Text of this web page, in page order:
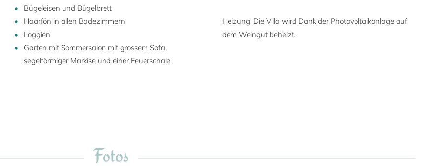
Bügeleisen und Bügelbrett
Haarfön in allen Badezimmern
Loggien
Garten mit Sommersalon mit grossem Sofa,
segelförmiger Markise und einer Feuerschale
Heizung: Die Villa wird Dank der Photovoltaikanlage auf
dem Weingut beheizt.
Fotos